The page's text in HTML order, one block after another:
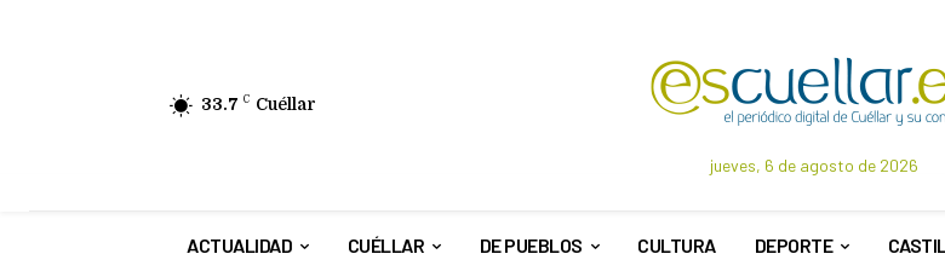
33.7 C Cuéllar
jueves, 6 de agosto de 2026
ACTUALIDAD CUÉLLAR DE PUEBLOS CULTURA DEPORTE